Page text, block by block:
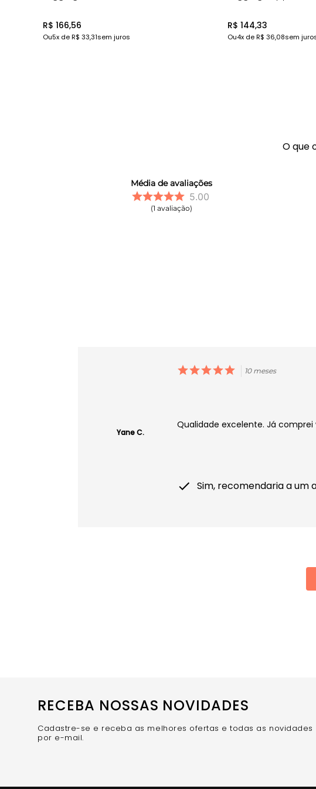
R$ 166,56
Ou5x deR$ 33,31sem juros
R$ 144,33
Ou4x deR$ 36,08sem
O que
Média de avaliações
5.00
1 avaliação
Yane C.
10 meses
Qualidade excelente. Já comprei
Sim, recomendaria a um
RECEBA NOSSAS NOVIDADES
Cadastre-se e receba as melhores ofertas e todas as novidades
por e-mail.